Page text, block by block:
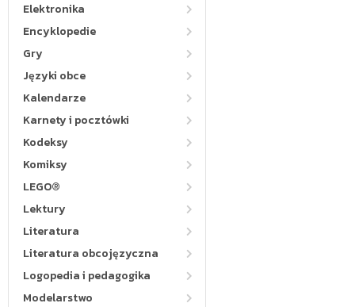
Elektronika
Encyklopedie
Gry
Języki obce
Kalendarze
Karnety i pocztówki
Kodeksy
Komiksy
LEGO®
Lektury
Literatura
Literatura obcojęzyczna
Logopedia i pedagogika
Modelarstwo